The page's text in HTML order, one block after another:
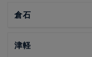
倉石
津軽